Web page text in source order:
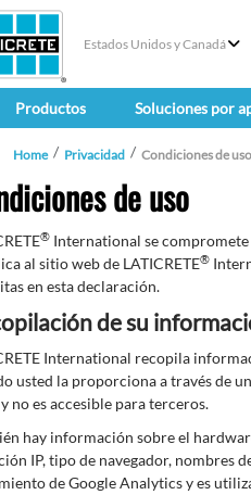
Estados Unidos y Canadá
Productos Soluciones por
Home Privacidad Condiciones de uso
de uso
® International se
al sitio web de LATICRETE®
en esta declaración.
de su
International recopila
usted la proporciona a través de
no es accesible para terceros.
hay información sobre el
IP, tipo de navegador, nombres
de Google Analytics y es